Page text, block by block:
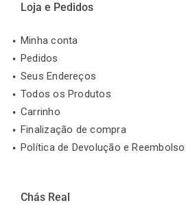
Loja e Pedidos
Minha conta
Pedidos
Seus Endereços
Todos os Produtos
Carrinho
Finalização de compra
Política de Devolução e Reembolso
Chás Real